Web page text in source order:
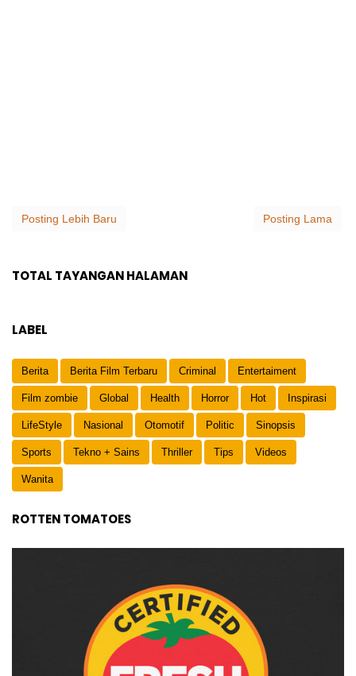
Posting Lebih Baru Posting Lama
TOTAL TAYANGAN HALAMAN
LABEL
Berita Berita Film Terbaru Criminal Entertaiment
Film zombie Global Health Horror Hot Inspirasi
LifeStyle Nasional Otomotif Politic Sinopsis
Sports Tekno + Sains Thriller Tips Videos
Wanita
ROTTEN TOMATOES